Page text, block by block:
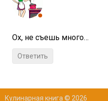
Ох, не съешь много…
Ответить
Кулинарная книга © 2026